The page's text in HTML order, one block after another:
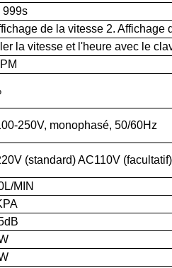
999s
de la vitesse 2. Affichage
la vitesse et l'heure avec le
250V, monophasé, 50/60Hz
(standard) AC110V (facultatif)
MIN